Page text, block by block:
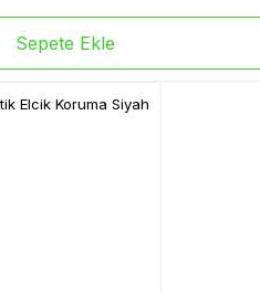
Sepete Ekle